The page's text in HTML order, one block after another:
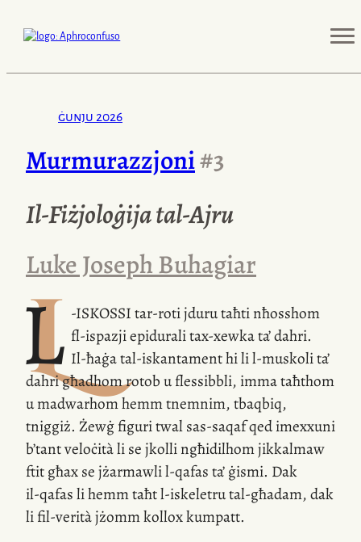
ġunju 2026
Murmurazzjoni#3
Il-Fiżjoloġijatal-Ajru
Luke Joseph Buhagiar
L -ISKOSSItar-rotijduru taħti nħosshom
fl-ispazjiepiduralitax-xewkata’ dahri.
Il-ħaġatal-iskantament hi lil-muskolita’
dahri għadhom rotob u flessibbli, imma taħthom
u madwarhom hemm tnemnim, tbaqbiq,
tniggiż. Żewġ figuri twalsas-saqafqed imexxuni
b’tant veloċità li se jkolli ngħidilhom jikkalmaw
ftit għax se jżarmawlil-qafasta’ ġismi. Dak
il-qafasli hemm taħtl-iskeletrutal-għadam, dak
lifil-veritàjżomm kollox kumpatt.